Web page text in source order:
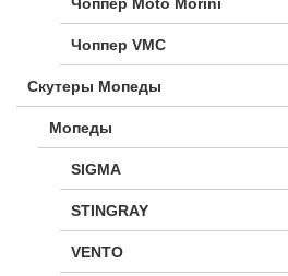
Чоппер VMC
Скутеры Мопеды
Мопеды
SIGMA
STINGRAY
VENTO